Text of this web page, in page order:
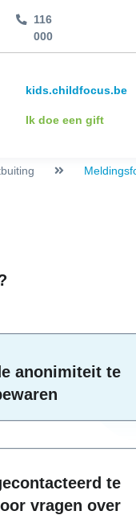
116
000
kids.childfocus.be
Ik doe een gift
anonimiteit te
te
vragen over